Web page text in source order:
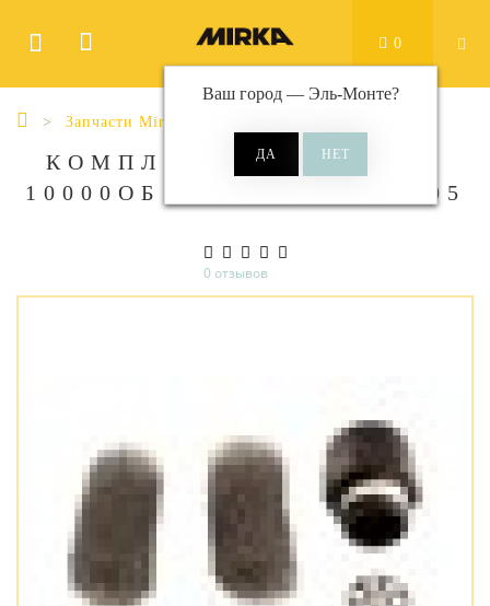
Ваш город — Эль-Монте?
0
Запчасти Mirka
КОМПЛЕКТ ГЛУШИТЕЛЯ
10000ОБ ДЛЯ OS. MPA0805
0 отзывов